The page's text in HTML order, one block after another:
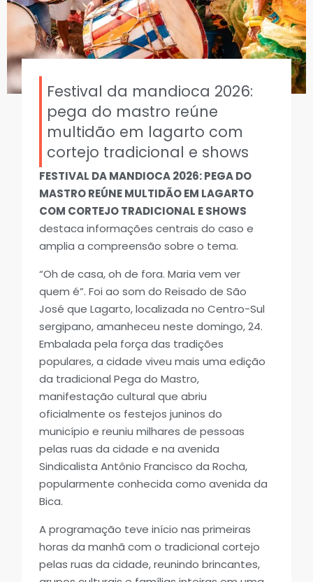
Festival da mandioca 2026:
pega do mastro reúne
multidão em lagarto com
cortejo tradicional e shows
FESTIVAL DA MANDIOCA 2026: PEGA DO
MASTRO REÚNE MULTIDÃO EM LAGARTO
COM CORTEJO TRADICIONAL E SHOWS
destaca informações centrais do caso e
amplia a compreensão sobre o tema.
“Oh de casa, oh de fora. Maria vem ver
quem é”. Foi ao som do Reisado de São
José que Lagarto, localizada no Centro-Sul
sergipano, amanheceu neste domingo, 24.
Embalada pela força das tradições
populares, a cidade viveu mais uma edição
da tradicional Pega do Mastro,
manifestação cultural que abriu
oficialmente os festejos juninos do
município e reuniu milhares de pessoas
pelas ruas da cidade e na avenida
Sindicalista Antônio Francisco da Rocha,
popularmente conhecida como avenida da
Bica.
A programação teve início nas primeiras
horas da manhã com o tradicional cortejo
pelas ruas da cidade, reunindo brincantes,